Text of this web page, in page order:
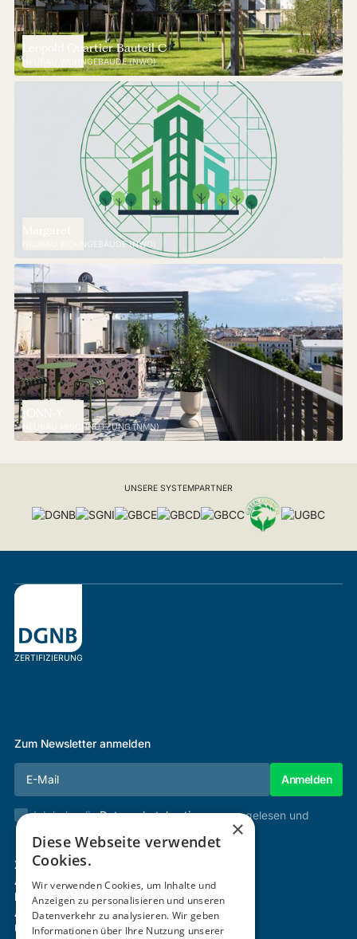
Leopold Quartier Bauteil C
NEUBAU WOHNGEBÄUDE (NWO)
NEUBAU WOHNGEBÄUDE (NWO)
NEUBAU MISCHNUTZUNG (NMN)
UNSERE SYSTEMPARTNER
ZERTIFIZIERUNG
Zum Newsletter anmelden
Ich habe dieDatenschutzbestimmungengelesen und
Zertifizierung & Verifikation
Akademie
Mitgliedschaft
Aktivitäten
Über uns
×
Diese Webseite verwendet
Cookies.
Wir verwenden Cookies, um Inhalte und
Anzeigen zu personalisieren und unseren
Datenverkehr zu analysieren. Wir geben
Informationen über Ihre Nutzung unserer